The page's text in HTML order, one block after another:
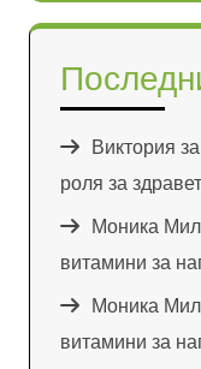
Виктория за
роля за
Моника
витамини за
Моника
витамини за